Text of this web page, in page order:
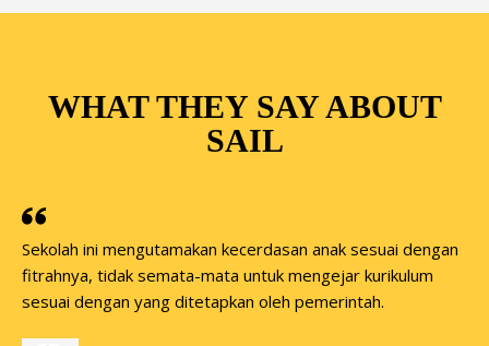
WHAT THEY SAY ABOUT
SAIL
Sekolah ini mengutamakan kecerdasan anak sesuai dengan
fitrahnya, tidak semata-mata untuk mengejar kurikulum
sesuai dengan yang ditetapkan oleh pemerintah.